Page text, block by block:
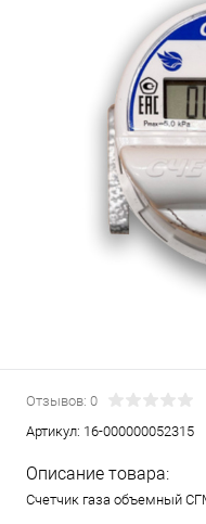
Отзывов: 0
Артикул: 16-000000052315
Описание товара:
Счетчик газа объемный